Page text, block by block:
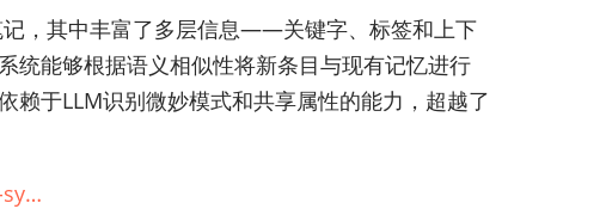
记，其中丰富了多层信息——关键字、标签和上下
能够根据语义相似性将新条目与现有记忆进行
赖于LLM识别微妙模式和共享属性的能力，超越了